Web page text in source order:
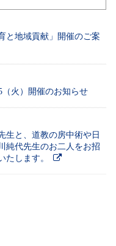
と地域貢献」開催のご案
火）開催のお知らせ
生と、道教の房中術や日
純代先生のお二人をお招
たします。